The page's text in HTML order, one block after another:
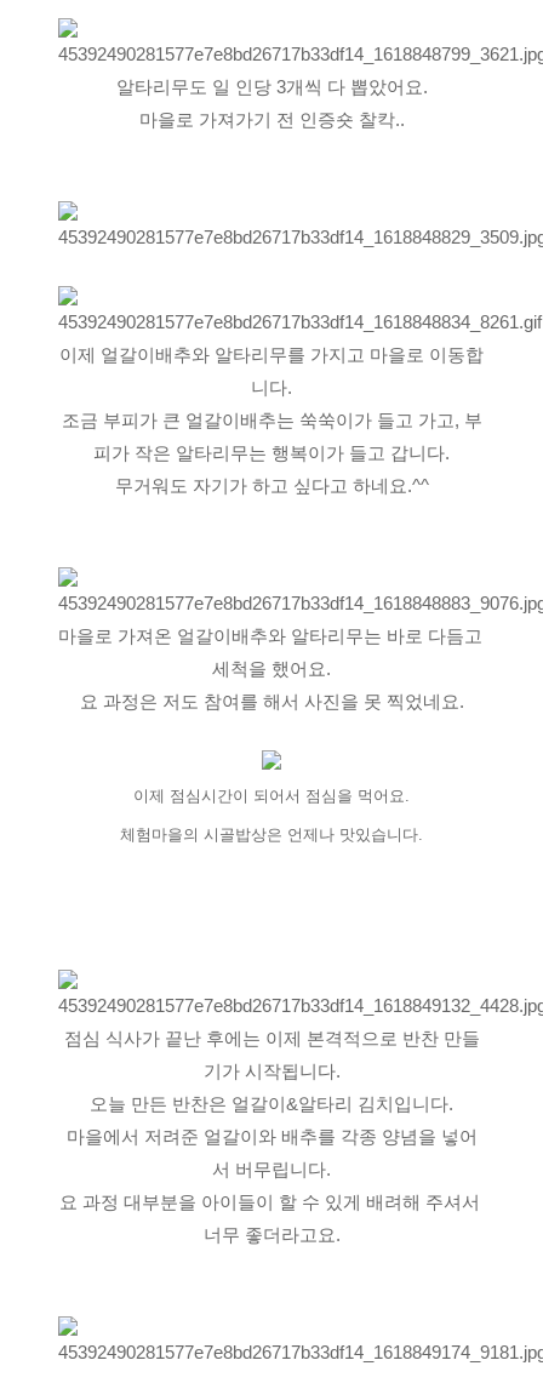
알타리무도 일 인당 3개씩 다 뽑았어요.
마을로 가져가기 전 인증숏 찰칵..
이제 얼갈이배추와 알타리무를 가지고 마을로 이동합
니다.
조금 부피가 큰 얼갈이배추는 쑥쑥이가 들고 가고, 부
피가 작은 알타리무는 행복이가 들고 갑니다.
무거워도 자기가 하고 싶다고 하네요.^^
마을로 가져온 얼갈이배추와 알타리무는 바로 다듬고
세척을 했어요.
요 과정은 저도 참여를 해서 사진을 못 찍었네요.
이제 점심시간이 되어서 점심을 먹어요.
체험마을의 시골밥상은 언제나 맛있습니다.
점심 식사가 끝난 후에는 이제 본격적으로 반찬 만들
기가 시작됩니다.
오늘 만든 반찬은 얼갈이&알타리 김치입니다.
마을에서 저려준 얼갈이와 배추를 각종 양념을 넣어
서 버무립니다.
요 과정 대부분을 아이들이 할 수 있게 배려해 주셔서
너무 좋더라고요.